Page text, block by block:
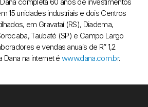
15 unidades industriais e dois Centros
em Gravataí (RS), Diadema,
Taubaté (SP) e Campo Largo
e vendas anuais de R” 1,2
Dana na internet éwww.dana.com.br.